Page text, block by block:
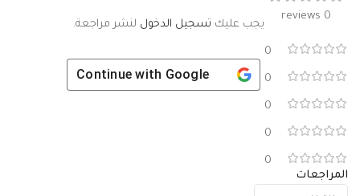
0 reviews
0
0
0
0
0
المراجعات
يجب عليك تسجيل الدخول لنشر مراجعة.
Continue with Google